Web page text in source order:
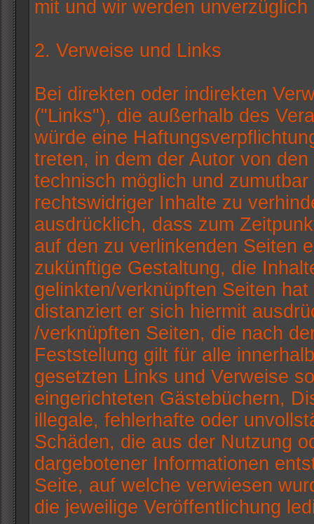
mit und wir werden
2. Verweise und Links
Bei direkten oder indirekten
("Links"), die außerhalb des
würde eine
treten, in dem der Autor von
technisch möglich und
rechtswidriger Inhalte zu
ausdrücklich, dass zum
auf den zu verlinkenden Seiten
zukünftige Gestaltung, die
gelinkten/verknüpften Seiten
distanziert er sich hiermit
/verknüpften Seiten, die nach
Feststellung gilt für alle
gesetzten Links und Verweise
eingerichteten Gästebüchern,
illegale, fehlerhafte oder
Schäden, die aus der Nutzung
dargebotener Informationen
Seite, auf welche verwiesen
die jeweilige Veröffentlichung